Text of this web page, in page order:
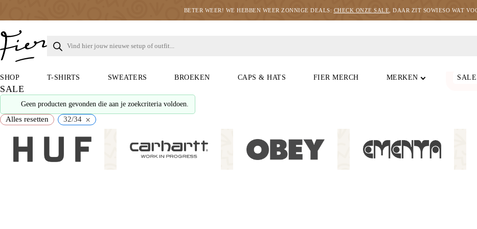
BETER WEER! WE HEBBEN WEER ZONNIGE DEALS: CHECK ONZE SALE , DAAR ZIT SOWIESO WAT
SHOP T-SHIRTS SWEATERS BROEKEN CAPS & HATS FIER MERCH MERKEN SALE
SALE
Geen producten gevonden die aan je zoekcriteria voldoen.
Alles resetten 32/34 ×